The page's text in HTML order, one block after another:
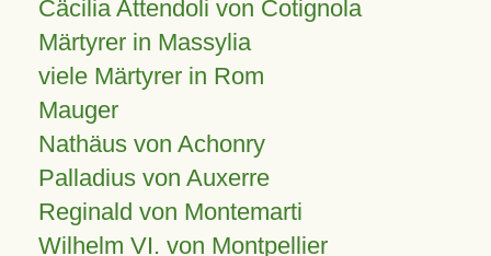
Cäcilia Attendoli von Cotignola
Märtyrer in Massylia
viele Märtyrer in Rom
Mauger
Nathäus von Achonry
Palladius von Auxerre
Reginald von Montemarti
Wilhelm VI. von Montpellier